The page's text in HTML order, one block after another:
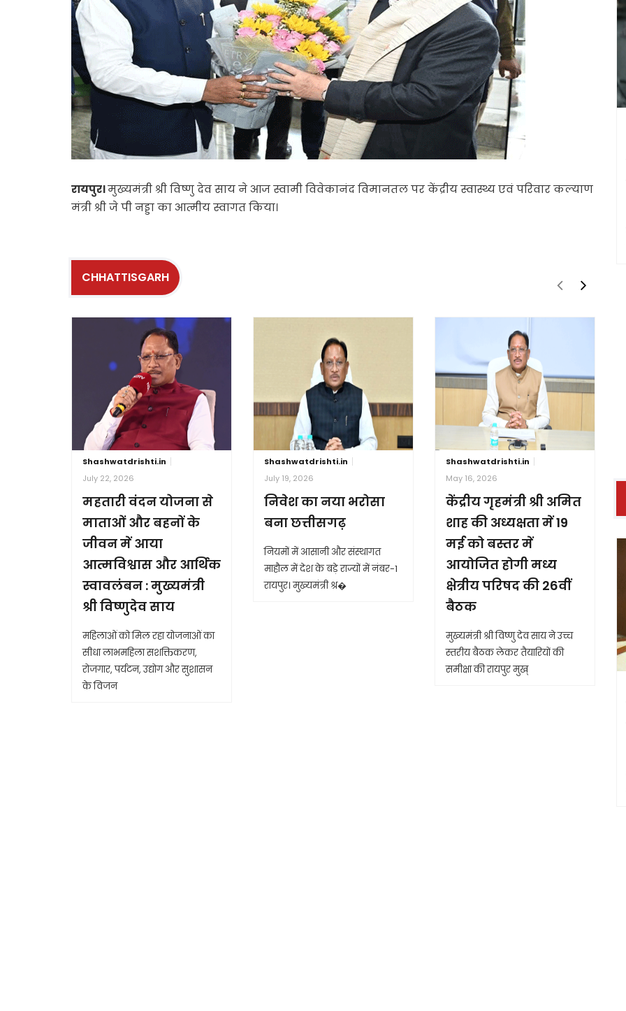
रायपुर।मुख्यमंत्री श्री विष्णु देव साय ने आज स्वामी विवेकानंद विमानतल पर केंद्रीय स्वास्थ्य एवं परिवार कल्याण
मंत्री श्री जे पी नड्डा का आत्मीय स्वागत किया।
CHHATTISGARH
Shashwatdrishti.in
July 22, 2026
महतारी वंदन योजना से
माताओं और बहनों के
जीवन में आया
आत्मविश्वास और आर्थिक
स्वावलंबन : मुख्यमंत्री
श्री विष्णुदेव साय
महिलाओं को मिल रहा योजनाओं का
सीधा लाभमहिला सशक्तिकरण,
रोजगार, पर्यटन, उद्योग और सुशासन
के विजन
Shashwatdrishti.in
July 19, 2026
निवेश का नया भरोसा
बना छत्तीसगढ़
नियमों में आसानी और संस्थागत
माहौल में देश के बड़े राज्यों में नंबर-1
रायपुर। मुख्यमंत्री श्र�
Shashwatdrishti.in
May 16, 2026
केंद्रीय गृहमंत्री श्री अमित
शाह की अध्यक्षता में 19
मई को बस्तर में
आयोजित होगी मध्य
क्षेत्रीय परिषद की 26वीं
बैठक
मुख्यमंत्री श्री विष्णु देव साय ने उच्च
स्तरीय बैठक लेकर तैयारियों की
समीक्षा की रायपुर मुख्